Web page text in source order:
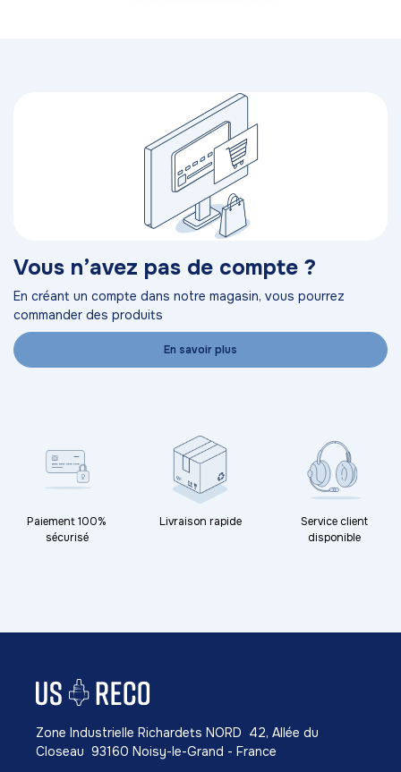
Vous n’avez pas de compte ?
En créant un compte dans notre magasin, vous pourrez
commander des produits
En savoir plus
Paiement 100%
sécurisé
Livraison rapide
Service client
disponible
Zone Industrielle Richardets NORD 42, Allée du
Closeau 93160 Noisy-le-Grand - France